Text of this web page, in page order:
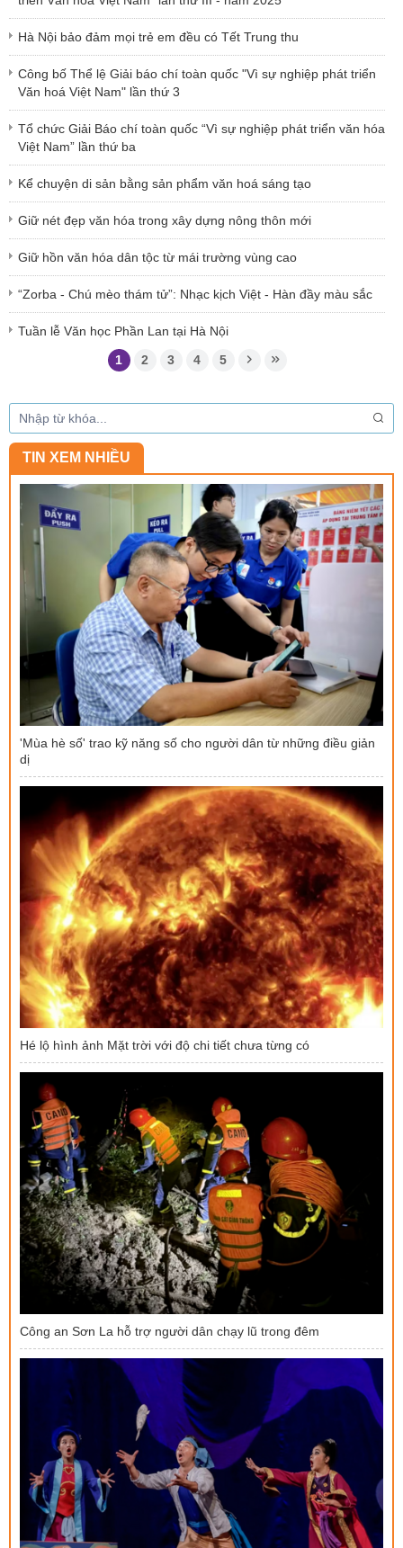
Hà Nội bảo đảm mọi trẻ em đều có Tết Trung thu
Công bố Thể lệ Giải báo chí toàn quốc "Vì sự nghiệp phát triển
Văn hoá Việt Nam" lần thứ 3
Tổ chức Giải Báo chí toàn quốc “Vì sự nghiệp phát triển văn hóa
Việt Nam” lần thứ ba
Kể chuyện di sản bằng sản phẩm văn hoá sáng tạo
Giữ nét đẹp văn hóa trong xây dựng nông thôn mới
Giữ hồn văn hóa dân tộc từ mái trường vùng cao
“Zorba - Chú mèo thám tử”: Nhạc kịch Việt - Hàn đầy màu sắc
Tuần lễ Văn học Phần Lan tại Hà Nội
1 2 3 4 5
TIN XEM NHIỀU
'Mùa hè số' trao kỹ năng số cho người dân từ những điều giản
dị
Hé lộ hình ảnh Mặt trời với độ chi tiết chưa từng có
Công an Sơn La hỗ trợ người dân chạy lũ trong đêm